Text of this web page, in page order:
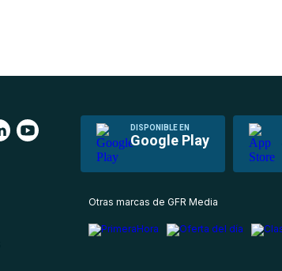
DISPONIBLE EN
Google Play
Otras marcas de GFR Media